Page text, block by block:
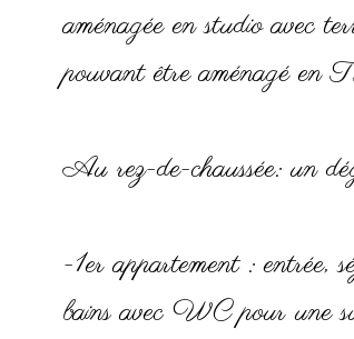
aménagée en studio avec
pouvant être aménagé en
Au rez-de-chaussée: un
-1er appartement : entrée,
bains avec WC pour une